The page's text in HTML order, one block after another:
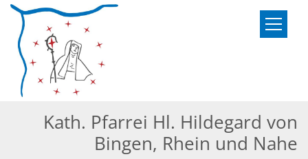
Zum Inhalt springen
Kath. Pfarrei Hl. Hildegard von
Bingen, Rhein und Nahe